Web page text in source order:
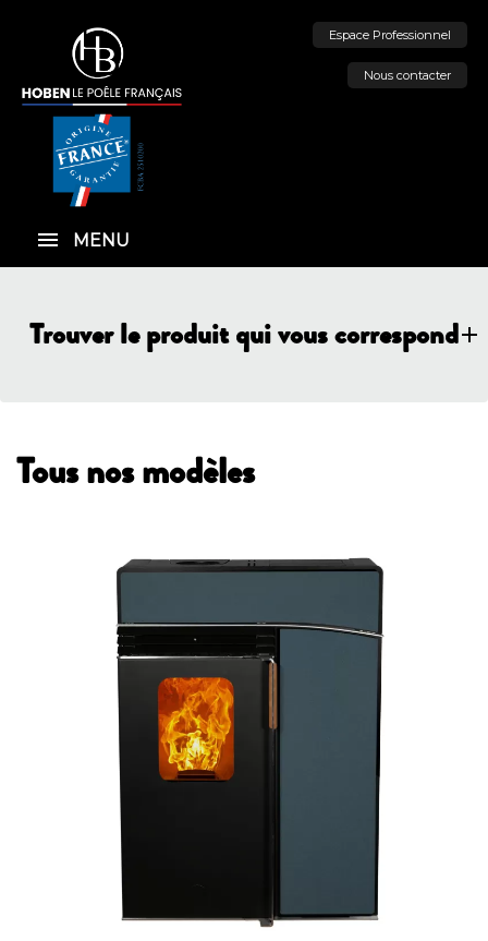
Espace Professionnel
Nous contacter
MENU
Trouver le produit qui vous correspond
Tous nos modèles
Affichage 1-11 de 11 article(s)